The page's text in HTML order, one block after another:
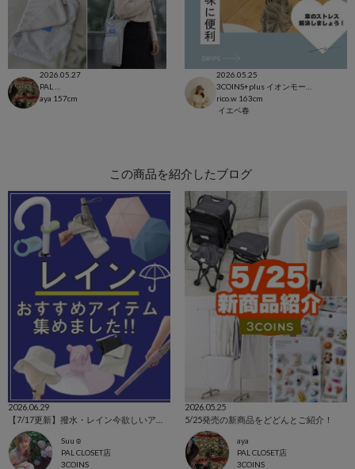
2026.05.27
aya 157cm
2026.05.25
rico.w 163cm
イエベ春
この商品を紹介したブログ
2026.06.29
Suu☺︎
PAL CLOSET店
3COINS
2026.05.25
5/25発売の新商品をどどんとご紹介！
aya
PAL CLOSET店
3COINS